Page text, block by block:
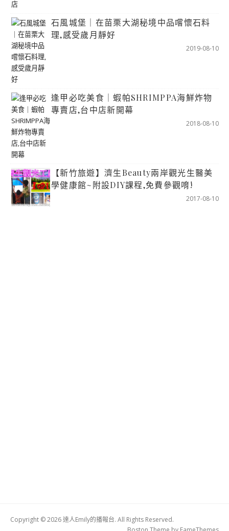
石風城堡｜在苗栗大湖秘境中品嚐懷石料
理,感受歲月靜好
2019-08-10
逢甲必吃美食｜蝦帕SHRIMPPA海鮮炸物
專賣店,台中店新開幕
2018-08-10
【新竹旅遊】濟生Beauty兩岸觀光生醫美
學健康館~附設DIY課程,免費參觀唷!
2017-08-10
Copyright © 2026 達人Emily的播報台. All Rights Reserved.